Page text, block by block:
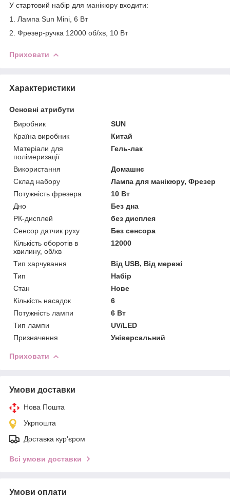
У стартовий набір для манікюру входити:
1. Лампа Sun Mini, 6 Вт
2. Фрезер-ручка 12000 об/хв, 10 Вт
Приховати
Характеристики
Основні атрибути
Виробник
SUN
Країна виробник
Китай
Матеріали для
полімеризації
Гель-лак
Використання
Домашнє
Склад набору
Лампа для манікюру, Фрезер
Потужність фрезера
10 Вт
Дно
Без дна
РК-дисплей
без дисплея
Сенсор датчик руху
Без сенсора
Кількість оборотів в
хвилину, об/хв
12000
Тип харчування
Від USB, Від мережі
Тип
Набір
Стан
Нове
Кількість насадок
6
Потужність лампи
6 Вт
Тип лампи
UV/LED
Призначення
Універсальний
Приховати
Умови доставки
Нова Пошта
Укрпошта
Доставка кур'єром
Всі умови доставки
Умови оплати